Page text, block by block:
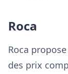
Roca
Roca
des prix